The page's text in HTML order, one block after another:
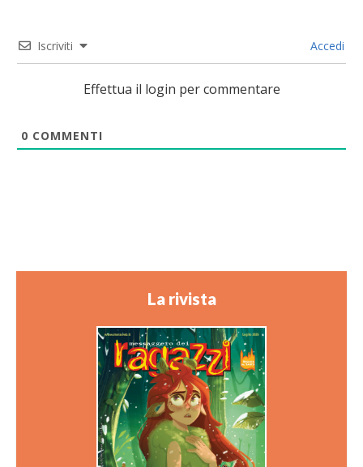
Iscriviti Accedi
Effettua il login per commentare
0 COMMENTI
La rivista